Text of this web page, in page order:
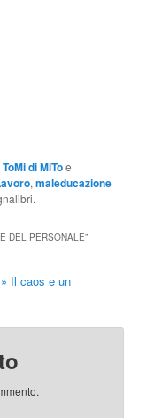
ToMi di MiToe
,maleducazione
DEL PERSONALE”
Il caos e un